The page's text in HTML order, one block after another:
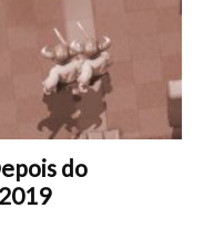
do